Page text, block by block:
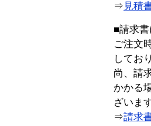
⇒ 見積
■請求
ご注文
してお
尚、請
かかる
ざいます
⇒請求